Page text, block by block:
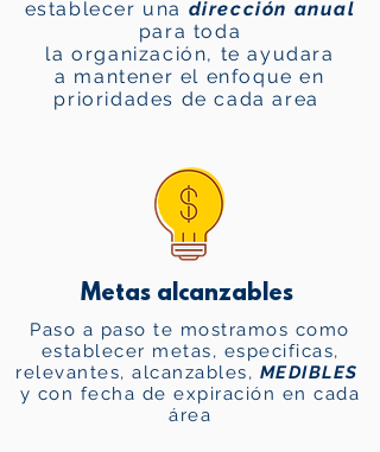
establecer una dirección anual
para toda
la organización, te ayudara
a mantener el enfoque en
prioridades de cada area
Metas alcanzables
Paso a paso te mostramos como
establecer metas, especificas,
relevantes, alcanzables, MEDIBLES
y con fecha de expiración en cada
área